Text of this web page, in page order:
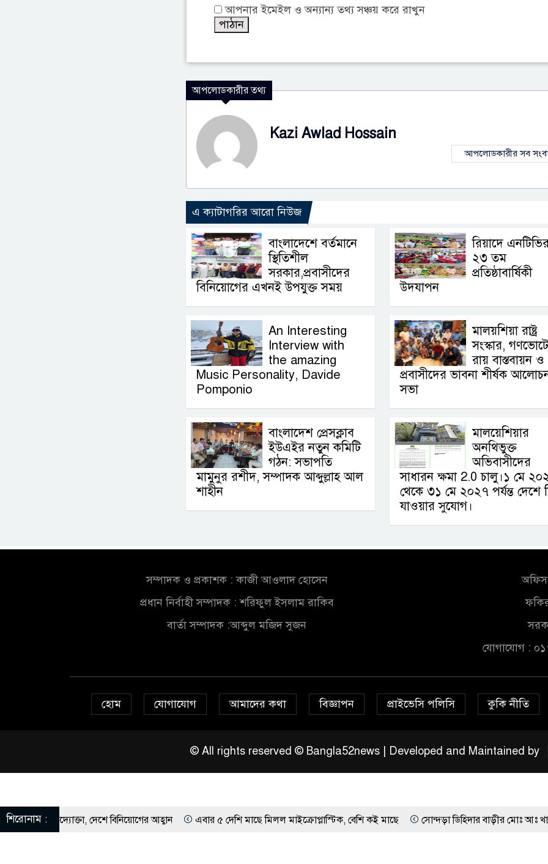
আপনার ইমেইল ও অন্যান্য তথ্য সঞ্চয় করে রাখুন
আপলোডকারীর তথ্য
Kazi Awlad Hossain
আপলোডকারীর সব
এ ক্যাটাগরির আরো নিউজ
বাংলাদেশে বর্তমানে
স্থিতিশীল
সরকার,প্রবাসীদের
বিনিয়োগের এখনই উপযুক্ত সময়
রিয়াদে
২৩ তম
প্রতিষ্ঠাবার্ষিকী
উদযাপন
An Interesting
Interview with
the amazing
Music Personality, Davide
Pomponio
মালয়শিয়া রাষ্ট্র
সংস্কার,
রায় বাস্তবায়ন ও
প্রবাসীদের ভাবনা শীর্ষক
সভা
বাংলাদেশ প্রেসক্লাব
ইউএইর নতুন কমিটি
গঠন: সভাপতি
মামুনুর রশীদ, সম্পাদক আব্দুল্লাহ আল
শাহীন
মালয়েশিয়ার
অনথিভুক্ত
অভিবাসীদের
সাধারন ক্ষমা 2.0 চালু।১ মে
থেকে ৩১ মে ২০২৭ পর্যন্ত দেশে
যাওয়ার সুযোগ।
সম্পাদক ও প্রকাশক : কাজী আওলাদ হোসেন
প্রধান নির্বাহী সম্পাদক : শরিফুল ইসলাম রাকিব
বার্তা সম্পাদক :আব্দুল মজিদ সুজন
যোগাযোগ :
হোম যোগাযোগ আমাদের কথা বিজ্ঞাপন প্রাইভেসি পলিসি কুকি নীতি
© All rights reserved © Bangla52news | Developed and Maintained by
শিরোনাম :দেশে বিনিয়োগের আহ্বান এবার ৫ দেশি মাছে মিলল মাইক্রোপ্লাস্টিক, বেশি কই মাছে সোন্দড়া ডিহিদার বাড়ীর মোঃ আঃ খালেকের